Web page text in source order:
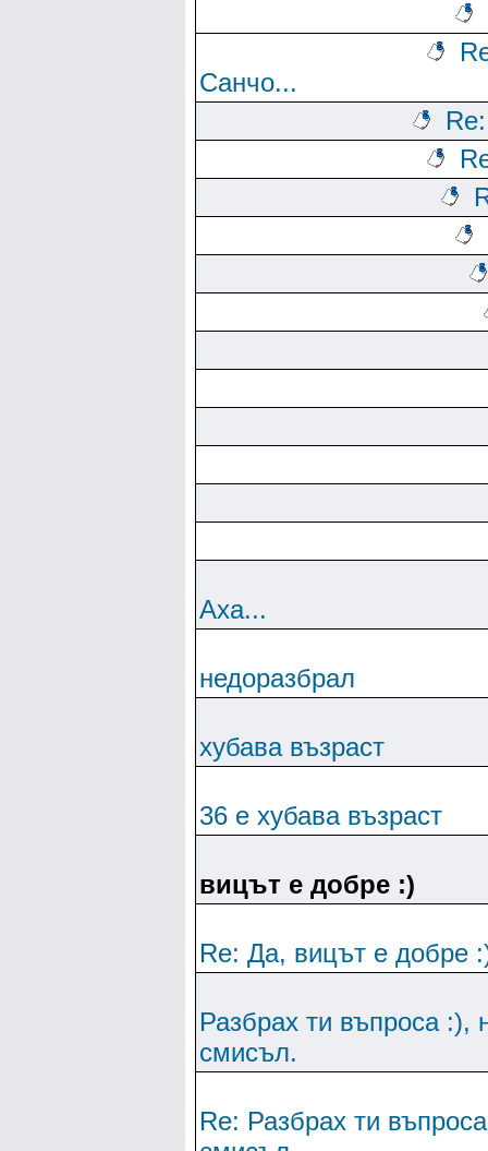
Санчо...
Аха...
недоразбрал
хубава възраст
36 е хубава възраст
вицът е добре :)
Re: Да, вицът е добре
Разбрах ти въпроса :),
смисъл.
Re: Разбрах ти